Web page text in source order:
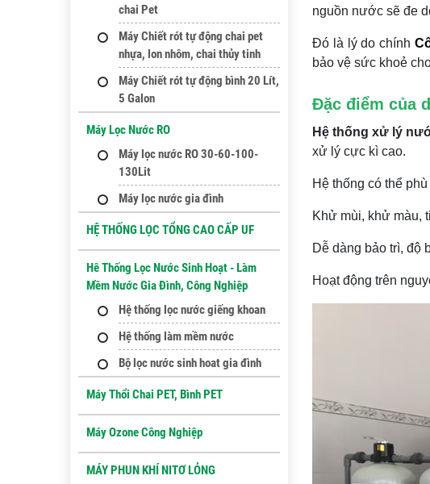
nguồn nước sẽ đe
Đó là lý do chính
bảo vệ sức khoẻ
Đặc điểm của
Hệ thống xử lý
xử lý cực kì cao.
Hệ thống có thể
Khử mùi, khử màu,
Dễ dàng bảo trì, độ
Hoạt động trên
chai Pet
Máy Chiết rót tự động chai pet
nhựa, lon nhôm, chai thủy tinh
Máy Chiết rót tự động bình 20 Lít,
5 Galon
Máy Lọc Nước RO
Máy lọc nước RO 30-60-100-
130Lit
Máy lọc nước gia đình
HỆ THỐNG LỌC TỔNG CAO CẤP UF
Hê Thống Lọc Nước Sinh Hoạt - Làm
Mềm Nước Gia Đình, Công Nghiệp
Hệ thống lọc nước giếng khoan
Hệ thống làm mềm nước
Bộ lọc nước sinh hoat gia đình
Máy Thổi Chai PET, Bình PET
Máy Ozone Công Nghiệp
MÁY PHUN KHÍ NITƠ LỎNG